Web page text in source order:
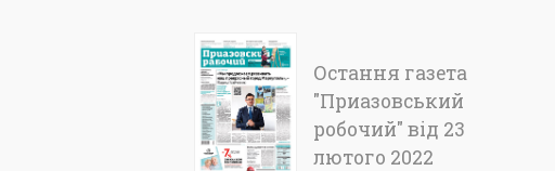
Остання газета
"Приазовський
робочий" від 23
лютого 2022